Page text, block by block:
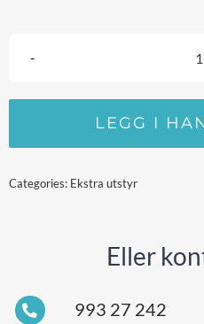
LEGG I
Categories: Ekstra utstyr
Eller
993 27 242